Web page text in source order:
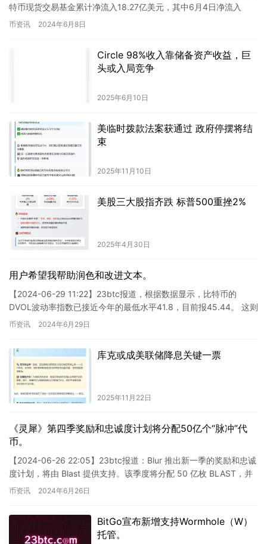
特币现货交易基金累计净流入18.27亿美元，其中6月4日净流入
8.86亿美元，创下本周净…
币资讯 2024年6月8日
Circle 98%收入靠储备资产收益，巨
头或入局竞争
2025年6月10日
美临时拨款法案获通过 政府停摆将结
束
2025年11月10日
美股三大股指齐跌 标普500重挫2%
2025年4月30日
用户希望我帮助润色和改进文本。
【2024-06-29 11:22】23btc报道，根据数据显示，比特币的
DVOL波动率指数已接近今年的最低水平41.8，目前报45.44。 这则
新闻涉及比特币的波动率指数，这对加…
币资讯 2024年6月29日
库克或成美联储降息关键一票
2025年11月22日
《灵犀》第四季奖励和忠诚度计划将分配50亿个“脉冲”代
币。
【2024-06-26 22:05】23btc报道：Blur 推出新一季的奖励和忠诚
度计划，将由 Blast 提供支持。该季度将分配 50 亿枚 BLAST，并
于 2025 年 6…
币资讯 2024年6月26日
BitGo宣布新增支持Wormhole（W）
托管。